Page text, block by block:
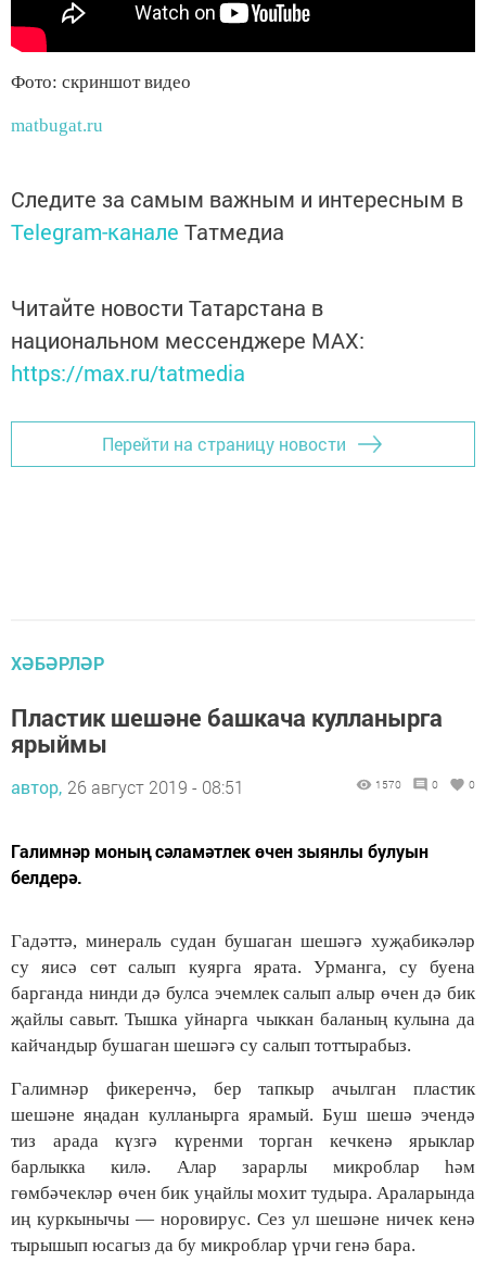
Фото: скриншот видео
matbugat.ru
Следите за самым важным и интересным в
Telegram-канале Татмедиа
Читайте новости Татарстана в
национальном мессенджере MАХ:
https://max.ru/tatmedia
Перейти на страницу новости
ХӘБӘРЛӘР
Пластик шешәне башкача кулланырга
ярыймы
автор, 26 август 2019 - 08:51 1570 0 0
Галимнәр моның сәламәтлек өчен зыянлы булуын
белдерә.
Гадәттә, минераль судан бушаган шешәгә хуҗабикәләр
су яисә сөт салып куярга ярата. Урманга, су буена
барганда нинди дә булса эчемлек салып алыр өчен дә бик
җайлы савыт. Тышка уйнарга чыккан баланың кулына да
кайчандыр бушаган шешәгә су салып тоттырабыз.
Галимнәр фикеренчә, бер тапкыр ачылган пластик
шешәне яңадан кулланырга ярамый. Буш шешә эчендә
тиз арада күзгә күренми торган кечкенә ярыклар
барлыкка килә. Алар зарарлы микроблар һәм
гөмбәчекләр өчен бик уңайлы мохит тудыра. Араларында
иң куркынычы — норовирус. Сез ул шешәне ничек кенә
тырышып юсагыз да бу микроблар үрчи генә бара.